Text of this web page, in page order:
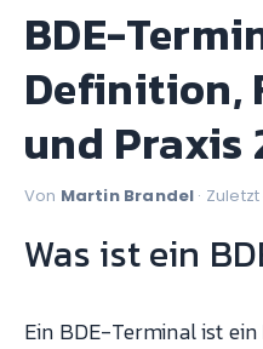
BDE-
Definition,
und Praxis
Von Martin Brandel ·
Was ist ein
Ein BDE-Terminal ist